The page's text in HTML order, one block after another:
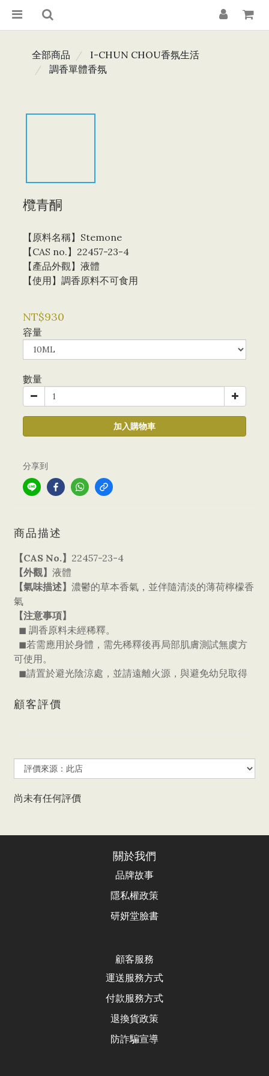
全部商品
I-CHUN CHOU香氛生活
調香單體香氛
欖青酮
【原料名稱】Stemone
【CAS no.】22457-23-4
【產品外觀】液體
【使用】調香原料不可食用
NT$930
容量
數量
加入購物車
分享到
商品描述
【CAS No.】 22457-23-4
【外觀】 液體
【氣味描述】 濃鬱的草本香氣，並伴隨清淡的薄荷檸檬香
氣
【注意事項】
◼ 調香原料未經稀釋。
◼若需應用於身體，需先稀釋後再局部肌膚測試無虞方
可使用。
◼請置於避光陰涼處，並請遠離火源，與避免幼兒取得
顧客評價
尚未有任何評價
關於我們
品牌故事
隱私權政策
研妍堂臉書
顧客服務
運送服務方式
付款服務方式
退換貨政策
防詐騙宣導